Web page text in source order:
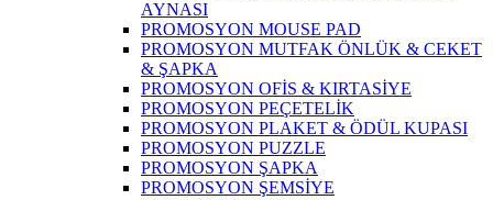
AYNASI
PROMOSYON MOUSE PAD
PROMOSYON MUTFAK ÖNLÜK & CEKET
& ŞAPKA
PROMOSYON OFİS & KIRTASİYE
PROMOSYON PEÇETELİK
PROMOSYON PLAKET & ÖDÜL KUPASI
PROMOSYON PUZZLE
PROMOSYON ŞAPKA
PROMOSYON ŞEMSİYE